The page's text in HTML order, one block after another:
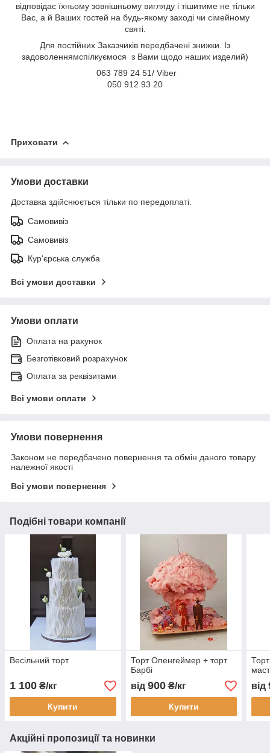
відповідає їхньому зовнішньому вигляду і тішитиме не тільки
Вас, а й Ваших гостей на будь-якому заході чи сімейному
святі.
Для постійних Заказчиків передбачені знижки. Із
задоволеннямспілкуємося з Вами щодо наших изделий)
063 789 24 51/ Viber
050 912 93 20
Приховати
Умови доставки
Доставка здійснюється тільки по передоплаті.
Самовивіз
Самовивіз
Кур'єрська служба
Всі умови доставки
Умови оплати
Оплата на рахунок
Безготівковий розрахунок
Оплата за реквізитами
Всі умови оплати
Умови повернення
Законом не передбачено повернення та обмін даного товару
належної якості
Всі умови повернення
Подібні товари компанії
Весільний торт
1 100 ₴/кг
Купити
Торт Опенгеймер + торт
Барбі
від 900₴/кг
Купити
від
Акційні пропозиції та новинки